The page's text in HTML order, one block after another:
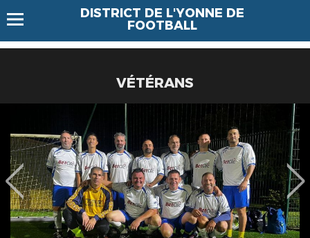
DISTRICT DE L'YONNE DE
FOOTBALL
VÉTÉRANS